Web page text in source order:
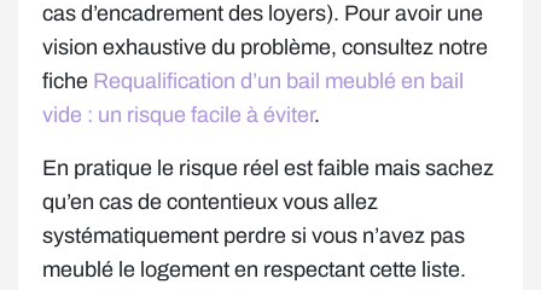
cas d’encadrement des loyers). Pour avoir une
vision exhaustive du problème, consultez notre
fiche Requalification d’un bail meublé en bail
vide : un risque facile à éviter.
En pratique le risque réel est faible mais sachez
qu’en cas de contentieux vous allez
systématiquement perdre si vous n’avez pas
meublé le logement en respectant cette liste.